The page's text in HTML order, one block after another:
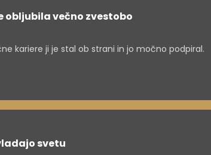
obljubila večno zvestobo
kariere ji je stal ob strani in jo močno podpiral.
svetu